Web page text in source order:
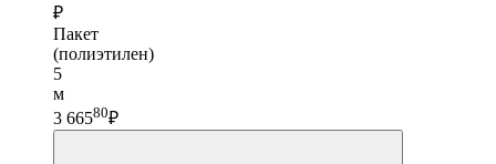
₽
Пакет
(полиэтилен)
5
м
3 66580₽